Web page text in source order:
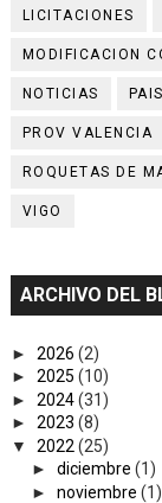
LICITACIONES
MODIFICACION
NOTICIAS
PROV VALENCIA
ROQUETAS DE
VIGO
ARCHIVO DEL
► 2026 (2)
► 2025 (10)
► 2024(31)
► 2023 (8)
▼ 2022 (25)
► diciembre (1)
► noviembre (1)